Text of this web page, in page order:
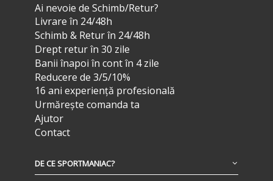
Ai nevoie de Schimb/Retur?
Livrare în 24/48h
Schimb & Retur în 24/48h
Drept retur în 30 zile
Banii înapoi în cont în 4 zile
Reducere de 3/5/10%
16 ani experiență profesională
Urmărește comanda ta
Ajutor
Contact
DE CE SPORTMANIAC?